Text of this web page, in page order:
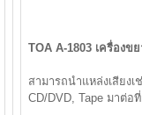
TOA A-1803 เครื่องข
สามารถนำแหล่งเสียงเ
CD/DVD, Tape มาต่อ